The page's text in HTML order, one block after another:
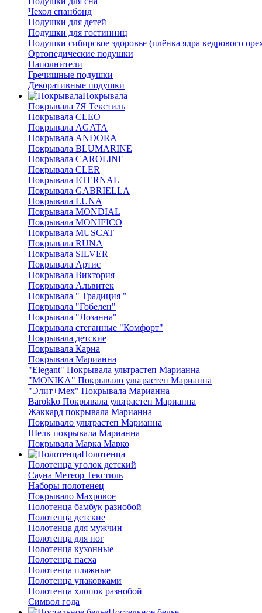
Чехол спанбонд
Подушки для детей
Подушки для гостинниц
Подушки сибирское здоровье (плёнка ядра кедрового
Ортопедические подушки
Наполнители
Гречишные подушки
Декоративные подушки
Покрывала
Покрывала 7Я Текстиль
Покрывала CLEO
Покрывала AGATA
Покрывала ANDORA
Покрывала BLUMARINE
Покрывала CAROLINE
Покрывала CLER
Покрывала ETERNAL
Покрывала GABRIELLA
Покрывала LUNA
Покрывала MONDIAL
Покрывала MONIFICO
Покрывала MUSCAT
Покрывала RUNA
Покрывала SILVER
Покрывала Артис
Покрывала Виктория
Покрывала Альвитек
Покрывала " Традиция "
Покрывала "Гобелен"
Покрывала "Лозанна"
Покрывала стеганные "Комфорт"
Покрывала детские
Покрывала Карна
Покрывала Марианна
"Elegant" Покрывала ультрастеп Марианна
"MONIKA" Покрывало ультрастеп Марианна
"Элит+Мех" Покрывала Марианна
Barokko Покрывала ультрастеп Марианна
Жаккард покрывала Марианна
Покрывало ультрастеп Марианна
Шелк покрывала Марианна
Покрывала Марка Марко
Полотенца
Полотенца уголок детский
Сауна Метеор Текстиль
Наборы полотенец
Покрывало Махровое
Полотенца бамбук разнобой
Полотенца детские
Полотенца для мужчин
Полотенца для ног
Полотенца кухонные
Полотенца пасха
Полотенца пляжные
Полотенца упаковками
Полотенца хлопок разнобой
Символ года